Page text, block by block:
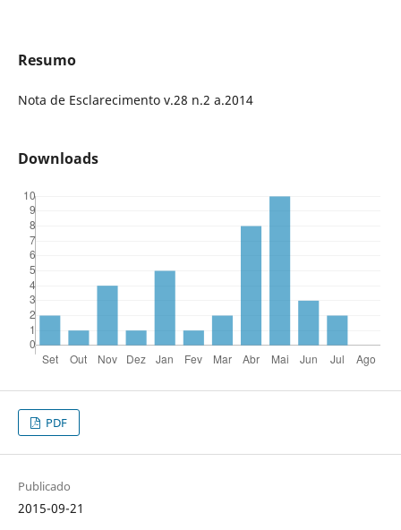
Resumo
Nota de Esclarecimento v.28 n.2 a.2014
Downloads
PDF
Publicado
2015-09-21